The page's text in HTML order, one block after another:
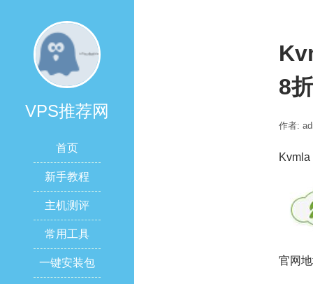
VPS推荐网
首页
新手教程
主机测评
常用工具
一键安装包
8
作者:
官网